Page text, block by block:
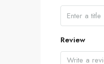
Review